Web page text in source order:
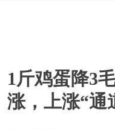
1斤鸡蛋降3
涨，上涨“